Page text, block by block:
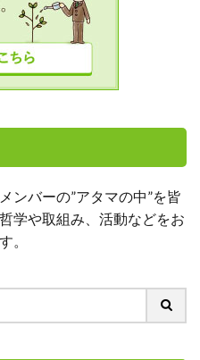
ンバーの”アタマの中”を皆
学や取組み、活動などをお
。